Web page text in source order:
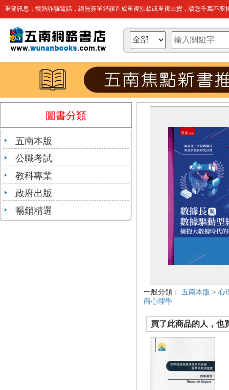
重要訊息：慎防詐騙電話，絕無簽單錯誤造成重複扣款或重複出貨，請您千萬不要
圖書分類
五南本版
公職考試
教科專業
政府出版
暢銷精選
一般分類： 五南本版 > 心
商心理學
買了此商品的人，也